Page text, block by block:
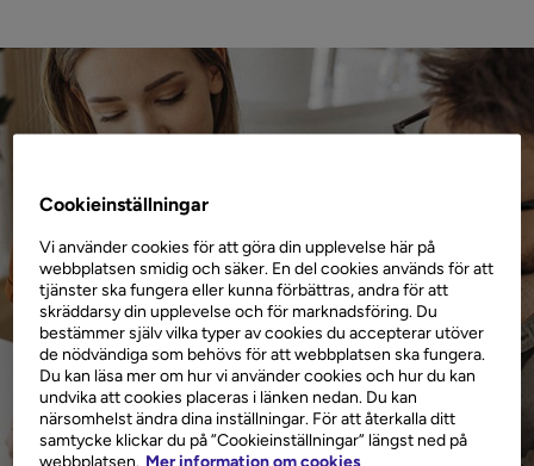
Cookieinställningar
Vi använder cookies för att göra din upplevelse här på
webbplatsen smidig och säker. En del cookies används för att
tjänster ska fungera eller kunna förbättras, andra för att
skräddarsy din upplevelse och för marknadsföring. Du
bestämmer själv vilka typer av cookies du accepterar utöver
de nödvändiga som behövs för att webbplatsen ska fungera.
Du kan läsa mer om hur vi använder cookies och hur du kan
undvika att cookies placeras i länken nedan. Du kan
närsomhelst ändra dina inställningar. För att återkalla ditt
samtycke klickar du på ”Cookieinställningar” längst ned på
webbplatsen. Mer information om cookies